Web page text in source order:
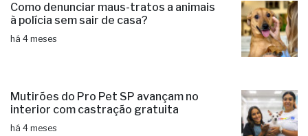
Como denunciar maus-tratos a animais
à polícia sem sair de casa?
há 4 meses
Mutirões do Pro Pet SP avançam no
interior com castração gratuita
há 4 meses